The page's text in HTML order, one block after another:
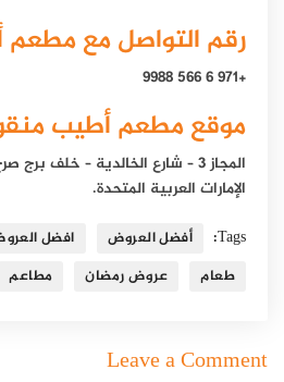
رقم التواصل مع
+971 6 566 9988
موقع مطعم أطيب
المجاز 3 – شارع الخالدية – خلف
الإمارات العربية المتحدة.
Tags:
أفضل العروض افضل
طعام
عروض رمضان مطاعم
Leave a Comment